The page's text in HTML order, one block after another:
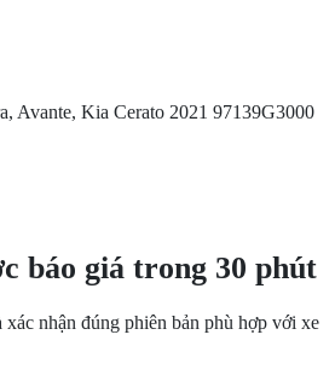
Avante, Kia Cerato 2021 97139G3000
báo giá trong 30 phút
nhận đúng phiên bản phù hợp với xe